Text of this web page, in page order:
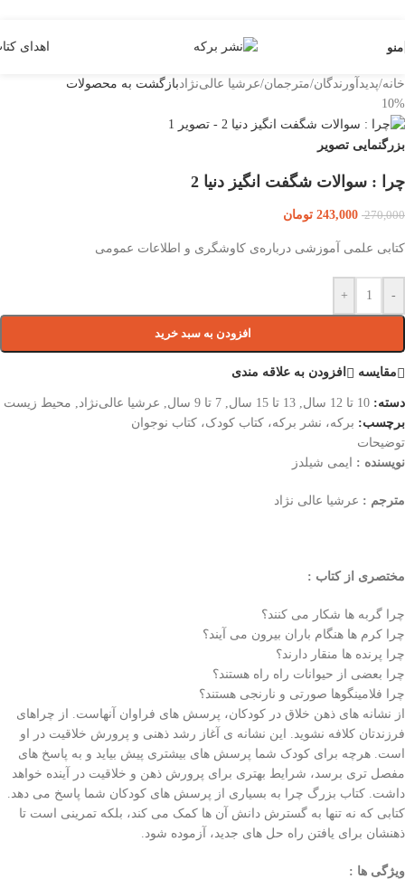
منو اهدای
خانه/پدیدآورندگان/مترجمان/عرشیا عالی‌نژادبازگشت به محصولات
10%
بزرگنمایی تصویر
چرا : سوالات شگفت انگیز دنیا 2
270,000
243,000 تومان
کتابی علمی آموزشی درباره‌ی کاوشگری و اطلاعات عمومی
-
+
افزودن به سبد خرید
مقایسه افزودن به علاقه مندی
دسته: 10 تا 12 سال 13 تا 15 سال 7 تا 9 سال عرشیا عالی‌نژاد
محیط زیست
برچسب: برکه، نشر برکه، کتاب کودک، کتاب نوجوان
توضیحات
نویسنده : ایمی شیلدز
مترجم : عرشیا عالی نژاد
مختصری از کتاب :
چرا گربه ها شکار می کنند؟
چرا کرم ها هنگام باران بیرون می آیند؟
چرا پرنده ها منقار دارند؟
چرا بعضی از حیوانات راه راه هستند؟
چرا فلامینگوها صورتی و نارنجی هستند؟
از نشانه های ذهن خلاق در کودکان، پرسش های فراوان آنهاست. از چراهای
فرزندتان کلافه نشوید. این نشانه ی آغاز رشد ذهنی و پرورش خلاقیت در او
است. هرچه برای کودک شما پرسش های بیشتری پیش بیاید و به پاسخ های
مفصل تری برسد، شرایط بهتری برای پرورش ذهن و خلاقیت در آینده خواهد
داشت. کتاب بزرگ چرا به بسیاری از پرسش های کودکان شما پاسخ می دهد.
کتابی که نه تنها به گسترش دانش آن ها کمک می کند، بلکه تمرینی است تا
ذهنشان برای یافتن راه حل های جدید، آزموده شود.
ویژگی ها :